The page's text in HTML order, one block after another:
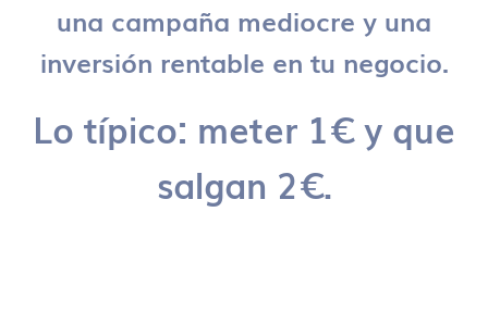
una campaña mediocre y una
inversión rentable en tu negocio.
Lo típico: meter 1€ y que
salgan 2€.